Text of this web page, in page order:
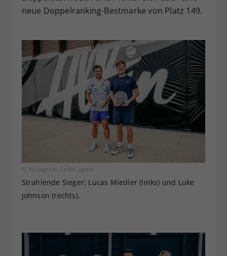
neue Doppelranking-Bestmarke von Platz 149.
© Instagram / allin_open
Strahlende Sieger: Lucas Miedler (links) und Luke
Johnson (rechts).